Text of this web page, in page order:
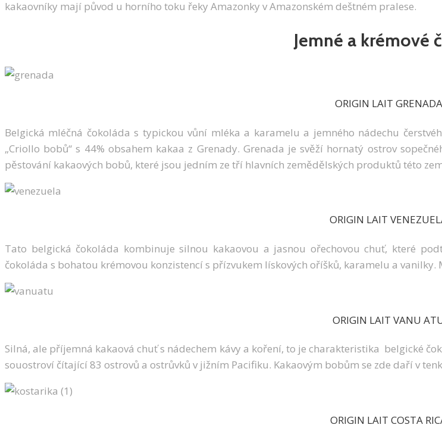
kakaovníky mají původ u horního toku řeky Amazonky v Amazonském deštném pralese.
Jemné a krémové
ORIGIN LAIT
Belgická mléčná čokoláda s typickou vůní mléka a karamelu a jemného nádechu
„Criollo bobů“ s 44% obsahem kakaa z Grenady. Grenada je svěží hornatý ostrov
pěstování kakaových bobů, které jsou jedním ze tří hlavních zemědělských produktů této
ORIGIN LAIT
Tato belgická čokoláda kombinuje silnou kakaovou a jasnou ořechovou chuť, které
čokoláda s bohatou krémovou konzistencí s přízvukem lískových oříšků, karamelu a
ORIGIN LAIT VANU
Silná, ale příjemná kakaová chuť s nádechem kávy a koření, to je charakteristika belgické
souostroví čítající 83 ostrovů a ostrůvků v jižním Pacifiku. Kakaovým bobům se zde daří v
ORIGIN LAIT COSTA